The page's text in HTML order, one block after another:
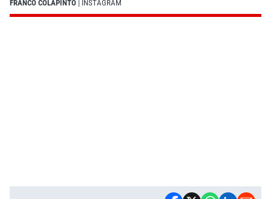
FRANCO COLAPINTO | INSTAGRAM